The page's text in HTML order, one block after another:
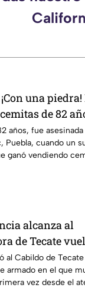
¡Con una
de 82
casa
años, fue asesinada
Puebla, cuando un
ganó vendiendo
alcanza al
de Tecate
a un
al Cabildo de
armado en el que
vez desde el